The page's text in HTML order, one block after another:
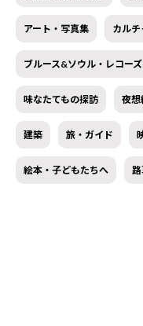
アート・写真集 カル
ブルース&ソウル・レコーズ
味なたてもの探訪 夜想
建築 旅・ガイド
絵本・子どもたちへ